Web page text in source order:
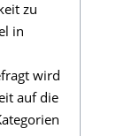
zu
in
wird
auf die